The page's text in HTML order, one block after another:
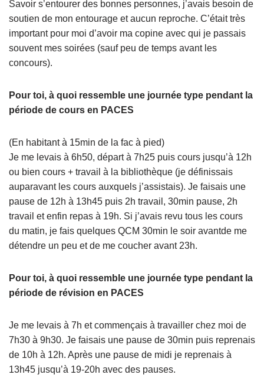
Savoir s’entourer des bonnes personnes, j’avais besoin de
soutien de mon entourage et aucun reproche. C’était très
important pour moi d’avoir ma copine avec qui je passais
souvent mes soirées (sauf peu de temps avant les
concours).
Pour toi, à quoi ressemble une journée type pendant la
période de cours en PACES
(En habitant à 15min de la fac à pied)
Je me levais à 6h50, départ à 7h25 puis cours jusqu’à 12h
ou bien cours + travail à la bibliothèque (je définissais
auparavant les cours auxquels j’assistais). Je faisais une
pause de 12h à 13h45 puis 2h travail, 30min pause, 2h
travail et enfin repas à 19h. Si j’avais revu tous les cours
du matin, je fais quelques QCM 30min le soir avantde me
détendre un peu et de me coucher avant 23h.
Pour toi, à quoi ressemble une journée type pendant la
période de révision en PACES
Je me levais à 7h et commençais à travailler chez moi de
7h30 à 9h30. Je faisais une pause de 30min puis reprenais
de 10h à 12h. Après une pause de midi je reprenais à
13h45 jusqu’à 19-20h avec des pauses.